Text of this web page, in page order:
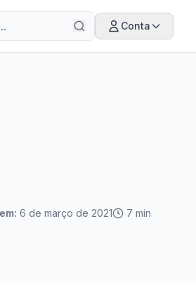
28
ANOS
Conta
6 de março de 2021 7 min